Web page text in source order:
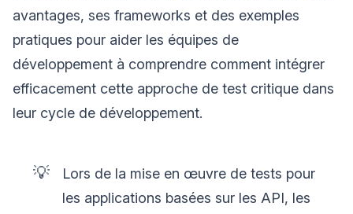
avantages, ses frameworks et des exemples
pratiques pour aider les équipes de
développement à comprendre comment intégrer
efficacement cette approche de test critique dans
leur cycle de développement.
💡
Lors de la mise en œuvre de tests pour
les applications basées sur les API, les